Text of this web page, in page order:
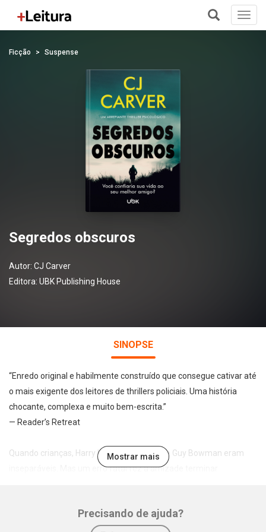
Ficção Suspense
Segredos obscuros
Autor: CJ Carver
Editora: UBK Publishing House
SINOPSE
“Enredo original e habilmente construído que consegue cativar até
o mais exigente dos leitores de thrillers policiais. Uma história
chocante, complexa e muito bem-escrita.”
— Reader’s Retreat
Quando crianças, Harry Hope, Lucas Finch e Guy Bowman eram
inseparáveis. Mas um erro fatal fez a amizade terminar
recém-divorciado, sofre uma reviravolta quando a polícia o
Mostrar mais
Precisando de ajuda?